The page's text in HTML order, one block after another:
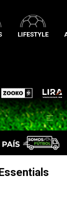
LIFESTYLE
Zooko Lira
